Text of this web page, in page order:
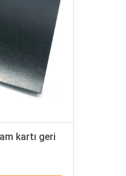
kartı geri